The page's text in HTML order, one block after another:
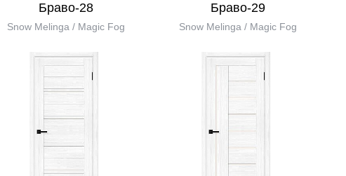
Браво-28
Snow Melinga / Magic Fog
Браво-29
Snow Melinga / Magic Fog